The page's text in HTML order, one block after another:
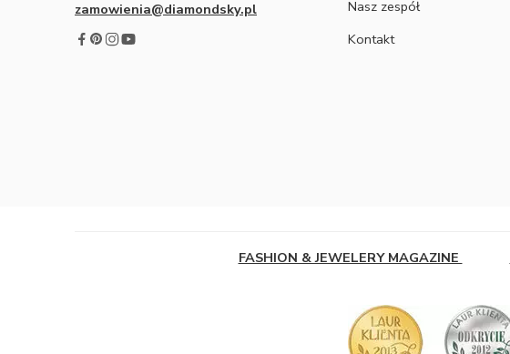
zamowienia@diamondsky.pl
Nasz zespół
Kontakt
FASHION & JEWELERY MAGAZINE